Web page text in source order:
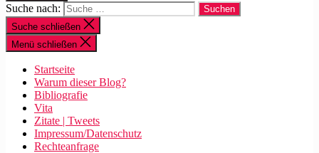
Suche nach:
Suche schließen
Menü schließen
Startseite
Warum dieser Blog?
Bibliografie
Vita
Zitate | Tweets
Impressum/Datenschutz
Rechteanfrage